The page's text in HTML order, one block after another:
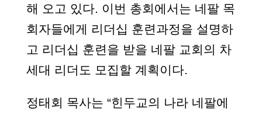
해 오고 있다. 이번 총회에서는 네팔 목
회자들에게 리더십 훈련과정을 설명하
고 리더십 훈련을 받을 네팔 교회의 차
세대 리더도 모집할 계획이다.
정태회 목사는 “힌두교의 나라 네팔에